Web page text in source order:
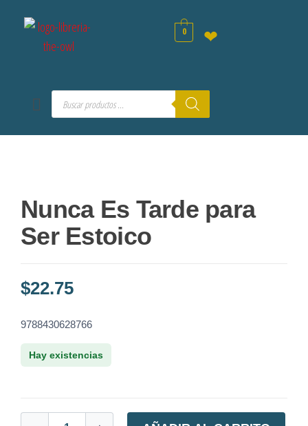
0 ❤
Nunca Es Tarde para
Ser Estoico
$22.75
9788430628766
Hay existencias